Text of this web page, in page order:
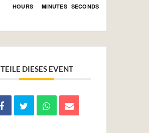
HOURS MINUTES SECONDS
TEILE DIESES EVENT